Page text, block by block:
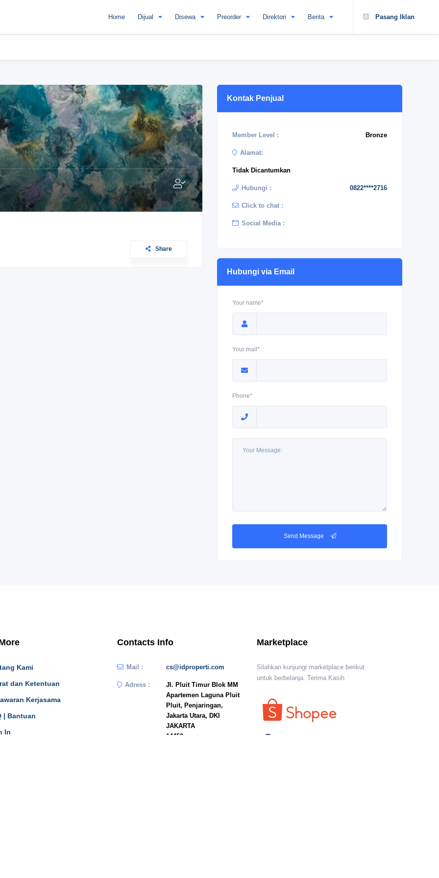
Pasang Iklan
Home Dijual Disewa Preorder Direktori Berita
Share
Kontak Penjual
Member Level : Bronze
Alamat:
Tidak Dicantumkan
Hubungi : 0822****2716
Click to chat :
Social Media :
Hubungi via Email
Your name*
Your mail*
Phone*
Send Message
Kami
dan Ketentuan
Kerjasama
| Bantuan
In
Contacts Info
Mail : cs@idproperti.com
Adress :
Jl. Pluit Timur Blok MM
Apartemen Laguna Pluit
Pluit, Penjaringan,
Jakarta Utara, DKI
JAKARTA
14450
Marketplace
Silahkan kunjungi marketplace berikut
untuk berbelanja. Terima Kasih